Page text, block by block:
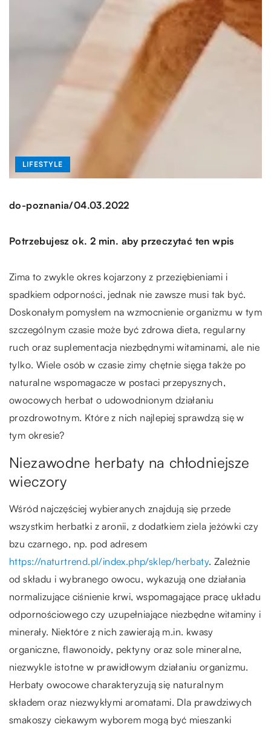
LIFESTYLE
do-poznania/04.03.2022
Potrzebujesz ok. 2 min. aby przeczytać ten wpis
Zima to zwykle okres kojarzony z przeziębieniami i
spadkiem odporności, jednak nie zawsze musi tak być.
Doskonałym pomysłem na wzmocnienie organizmu w tym
szczególnym czasie może być zdrowa dieta, regularny
ruch oraz suplementacja niezbędnymi witaminami, ale nie
tylko. Wiele osób w czasie zimy chętnie sięga także po
naturalne wspomagacze w postaci przepysznych,
owocowych herbat o udowodnionym działaniu
prozdrowotnym. Które z nich najlepiej sprawdzą się w
tym okresie?
Niezawodne herbaty na chłodniejsze
wieczory
Wśród najczęściej wybieranych znajdują się przede
wszystkim herbatki z aronii, z dodatkiem ziela jeżówki czy
bzu czarnego, np. pod adresem
https://naturtrend.pl/index.php/sklep/herbaty. Zależnie
od składu i wybranego owocu, wykazują one działania
normalizujące ciśnienie krwi, wspomagające pracę układu
odpornościowego czy uzupełniające niezbędne witaminy i
minerały. Niektóre z nich zawierają m.in. kwasy
organiczne, flawonoidy, pektyny oraz sole mineralne,
niezwykle istotne w prawidłowym działaniu organizmu.
Herbaty owocowe charakteryzują się naturalnym
składem oraz niezwykłymi aromatami. Dla prawdziwych
smakoszy ciekawym wyborem mogą być mieszanki